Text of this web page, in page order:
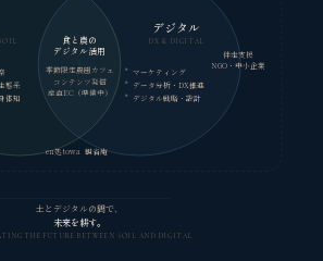
態系
体知
デジタル
DX & DIGITAL
マーケティング
データ分析・DX推進
デジタル戦略・設計
食と農の
デジタル活用
季節限定農園カフェ
コンテンツ発信
産直EC（準備中）
en処towa 観省庵
伴走支援
NGO・中小企業
土とデジタルの間で、
未来を耕す。
THE FUTURE BETWEEN SOIL AND DIGITAL